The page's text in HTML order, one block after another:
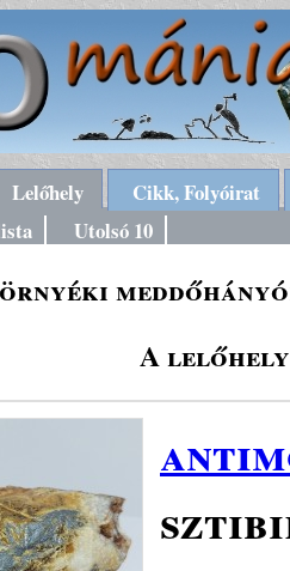
Lelőhely
Cikk, Folyóirat
Utolsó 10
A lelőhely